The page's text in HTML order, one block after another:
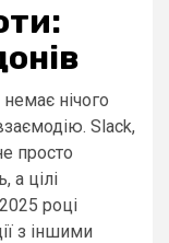
нічого
Slack,
просто
а цілі
році
з іншими